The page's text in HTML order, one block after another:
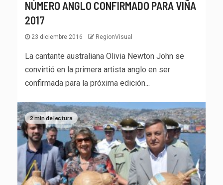
NÚMERO ANGLO CONFIRMADO PARA VIÑA
2017
23 diciembre 2016 RegionVisual
La cantante australiana Olivia Newton John se
convirtió en la primera artista anglo en ser
confirmada para la próxima edición...
2 min de lectura